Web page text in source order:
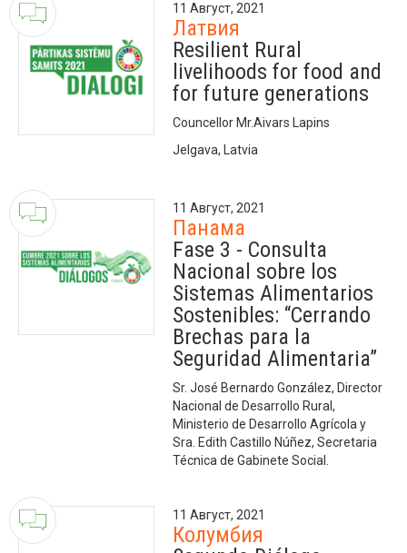
11 Август, 2021
Латвия
Resilient Rural
livelihoods for food and
for future generations
Councellor Mr.Aivars Lapins
Jelgava, Latvia
11 Август, 2021
Панама
Fase 3 - Consulta
Nacional sobre los
Sistemas Alimentarios
Sostenibles: “Cerrando
Brechas para la
Seguridad Alimentaria”
Sr. José Bernardo González, Director
Nacional de Desarrollo Rural,
Ministerio de Desarrollo Agrícola y
Sra. Edith Castillo Núñez, Secretaria
Técnica de Gabinete Social.
11 Август, 2021
Колумбия